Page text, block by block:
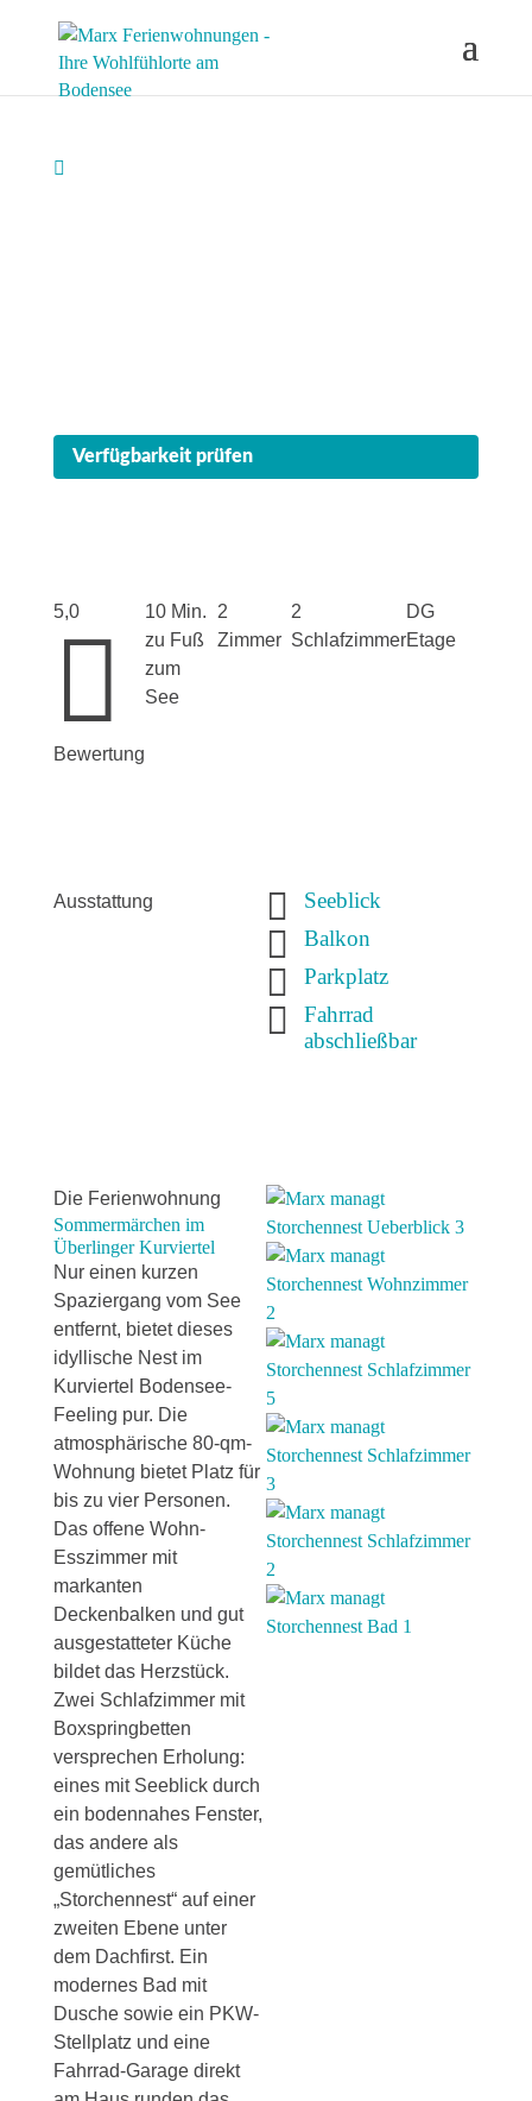

Verfügbarkeit prüfen
5,0

Bewertung
10 Min.
zu Fuß
zum
See
2
Zimmer
2
Schlafzimmer
DG
Etage
Ausstattung  Seeblick
 Balkon
 Parkplatz

Fahrrad
abschließbar
Die Ferienwohnung
Sommermärchen im
Überlinger Kurviertel
Nur einen kurzen
Spaziergang vom See
entfernt, bietet dieses
idyllische Nest im
Kurviertel Bodensee-
Feeling pur. Die
atmosphärische 80-qm-
Wohnung bietet Platz für
bis zu vier Personen.
Das offene Wohn-
Esszimmer mit
markanten
Deckenbalken und gut
ausgestatteter Küche
bildet das Herzstück.
Zwei Schlafzimmer mit
Boxspringbetten
versprechen Erholung:
eines mit Seeblick durch
ein bodennahes Fenster,
das andere als
gemütliches
„Storchennest“ auf einer
zweiten Ebene unter
dem Dachfirst. Ein
modernes Bad mit
Dusche sowie ein PKW-
Stellplatz und eine
Fahrrad-Garage direkt